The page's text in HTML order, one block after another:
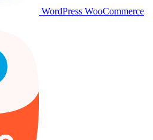
WordPress WooCommerce